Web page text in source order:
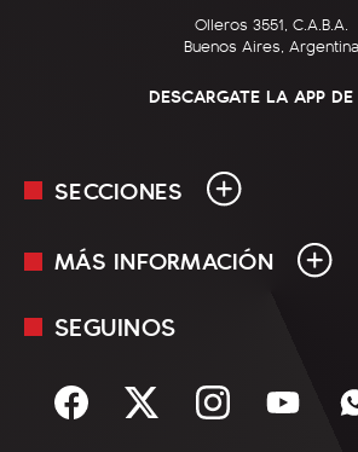
Olleros 3551, C.A.B.A.
Buenos Aires, Argentina
DESCARGATE LA APP
SECCIONES
En Vivo
Sociedad
MÁS INFORMACIÓN
Mediakit
Términos y condiciones
SEGUINOS